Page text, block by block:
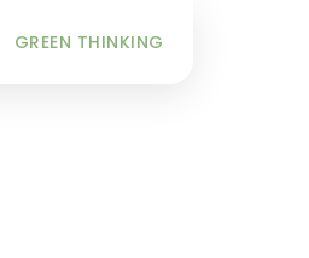
GREEN THINKING